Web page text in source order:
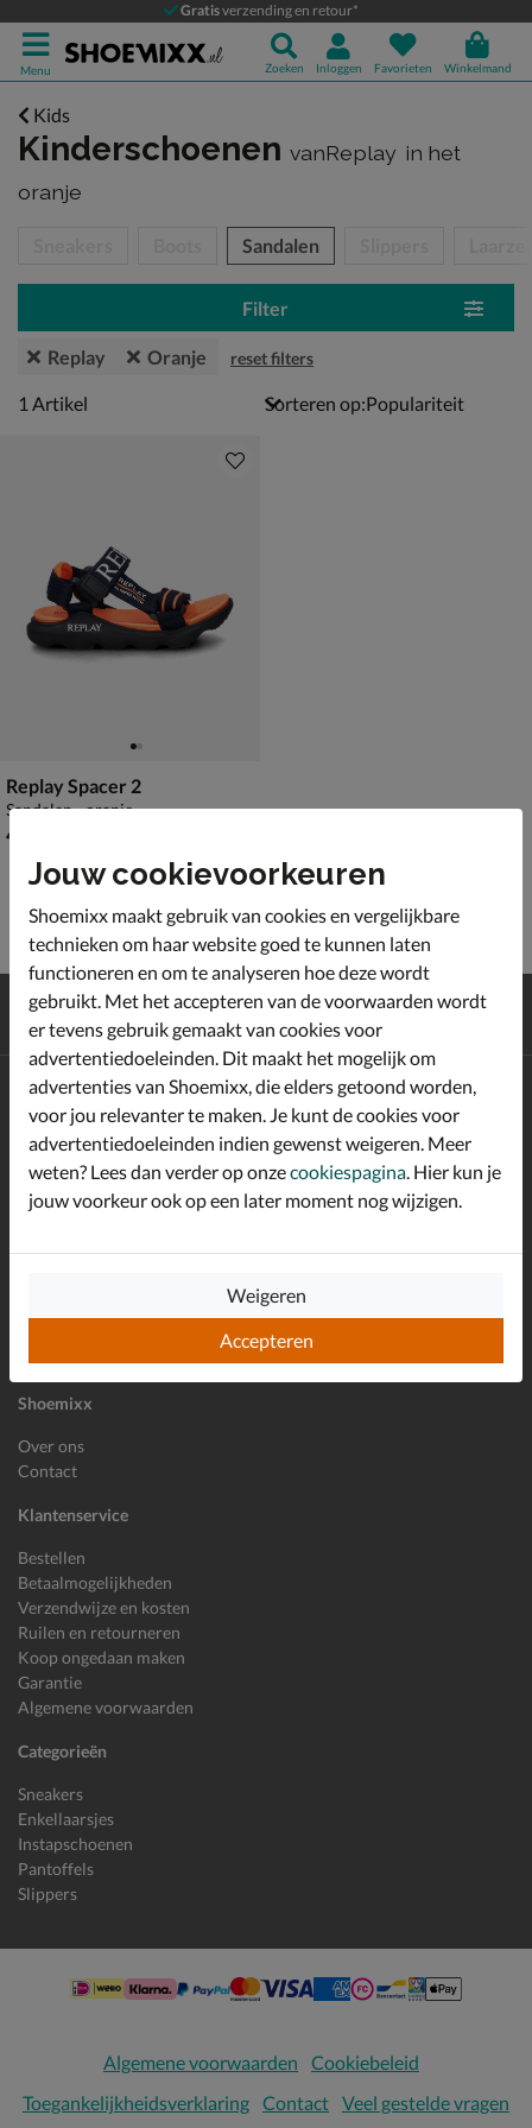
Gratisverzending en retour*
Menu Zoeken Inloggen Favorieten Winkelmand
Kids
Kinderschoenen vanReplay in het
oranje
Sandalen
Filter
Replay Oranje reset filters
1 artikel
1 Artikel Sorteren op:
Replay Spacer 2
Sandalen - oranje
€ 49,99
49
Gratisverzending en retour*
Achterafbetalen
Shoemixx
Over ons
Contact
Klantenservice
Bestellen
Betaalmogelijkheden
Verzendwijze en kosten
Ruilen en retourneren
Koop ongedaan maken
Garantie
Algemene voorwaarden
Categorieën
Sneakers
Enkellaarsjes
Instapschoenen
Pantoffels
Slippers
Altijd op de hoogte zijn?
Schrijf je in voor de Shoemixx nieuwsbrief en ontvang €10,-
welkomstkorting!
Inschrijven
Algemene voorwaarden
Cookiebeleid
Toegankelijkheidsverklaring Contact Veel gestelde vragen
Jouw cookievoorkeuren
Shoemixx maakt gebruik van cookies en vergelijkbare
technieken om haar website goed te kunnen laten
functioneren en om te analyseren hoe deze wordt
gebruikt. Met het accepteren van de voorwaarden wordt
er tevens gebruik gemaakt van cookies voor
advertentiedoeleinden. Dit maakt het mogelijk om
advertenties van Shoemixx, die elders getoond worden,
voor jou relevanter te maken. Je kunt de cookies voor
advertentiedoeleinden indien gewenst weigeren. Meer
weten? Lees dan verder op onzecookiespagina. Hier kun je
jouw voorkeur ook op een later moment nog wijzigen.
Accepteren
Weigeren